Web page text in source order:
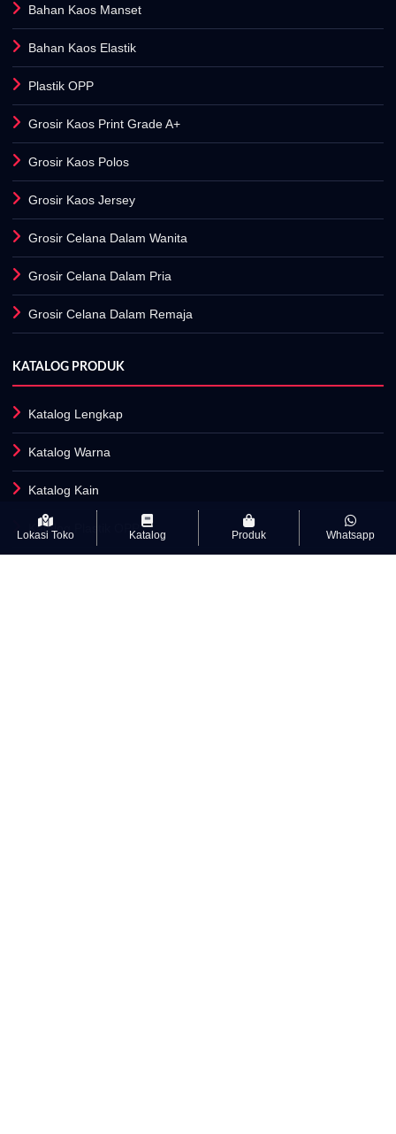
Bahan Kaos Manset
Bahan Kaos Elastik
Plastik OPP
Grosir Kaos Print Grade A+
Grosir Kaos Polos
Grosir Kaos Jersey
Grosir Celana Dalam Wanita
Grosir Celana Dalam Pria
Grosir Celana Dalam Remaja
KATALOG PRODUK
Katalog Lengkap
Katalog Warna
Katalog Kain
Katalog Plastik OPP
Lokasi Toko Katalog Produk Whatsapp